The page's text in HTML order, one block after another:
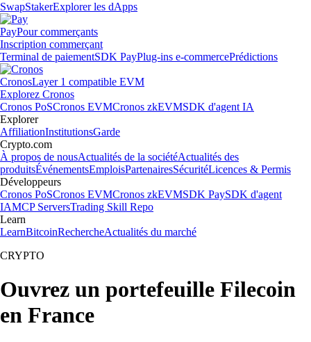
SwapStakerExplorer les dApps
PayPour commerçants
Inscription commerçant
Terminal de paiementSDK PayPlug-ins e-commercePrédictions
CronosLayer 1 compatible EVM
Explorez Cronos
Cronos PoSCronos EVMCronos zkEVMSDK d'agent IA
Explorer
AffiliationInstitutionsGarde
Crypto.com
À propos de nousActualités de la sociétéActualités des
produitsÉvénementsEmploisPartenairesSécuritéLicences & Permis
Développeurs
Cronos PoSCronos EVMCronos zkEVMSDK PaySDK d'agent
IAMCP ServersTrading Skill Repo
Learn
LearnBitcoinRechercheActualités du marché
CRYPTO
Ouvrez un portefeuille Filecoin
en France